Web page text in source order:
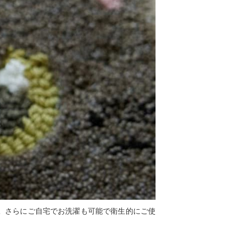
らにご自宅でお洗濯も可能で衛生的にご使